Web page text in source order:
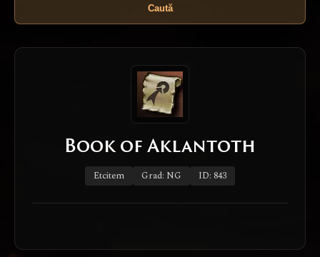
Caută
Book of Aklantoth
Etcitem Grad: NG ID: 843